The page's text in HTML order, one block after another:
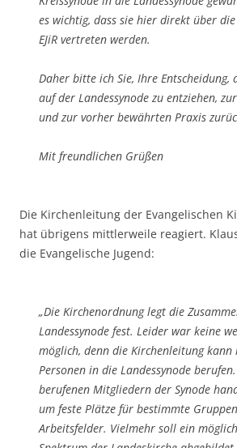
es wichtig, dass sie hier direkt über
EJiR vertreten werden.
Daher bitte ich Sie, Ihre Entscheidung,
auf der Landessynode zu entziehen,
und zur vorher bewährten Praxis
Mit freundlichen Grüßen
Die Kirchenleitung der Evangelischen
hat übrigens mittlerweile reagiert.
die Evangelische Jugend:
„Die Kirchenordnung legt die
Landessynode fest. Leider war keine
möglich, denn die Kirchenleitung kann
Personen in die Landessynode
berufenen Mitgliedern der Synode
um feste Plätze für bestimmte
Arbeitsfelder. Vielmehr soll ein